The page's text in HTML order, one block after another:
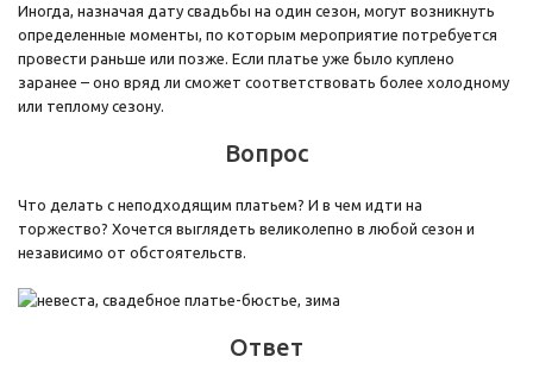
Иногда, назначая дату свадьбы на один сезон, могут возникнуть
определенные моменты, по которым мероприятие потребуется
провести раньше или позже. Если платье уже было куплено
заранее – оно вряд ли сможет соответствовать более холодному
или теплому сезону.
Вопрос
Что делать с неподходящим платьем? И в чем идти на
торжество? Хочется выглядеть великолепно в любой сезон и
независимо от обстоятельств.
Ответ